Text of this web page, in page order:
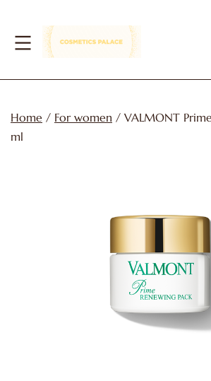
content
Home / For women / VALMONT
ml